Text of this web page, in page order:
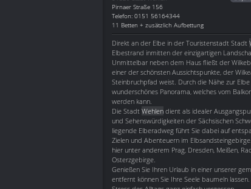
Pirnaer Straße 156
Telefon: 0151 56164344
11 Betten + zusätzlich Aufbettung
Direkt an der Elbe in der Touristenstadt Stadt
Elbestrand inmitten der einzigartigen
Unmittelbar neben dem Haus fließt der
einer der schönsten Aussichtspunkte, der
Steinbruchpfad weist. Durch die Nähe zur
wunderschönes Panorama, welches vom
werden kann.
Die Stadt Wehlen dient als idealer
und Sehenswürdigkeiten der Sächsischen
liegende Elberadweg führt Sie dabei auf
Zielen und Abenteuern im
hier unter anderem Prag, Dresden, Meißen,
Osterzgebirge.
Genießen Sie Ihren Urlaub in einer unserer
entfernt können Sie Ihre Seele baumeln